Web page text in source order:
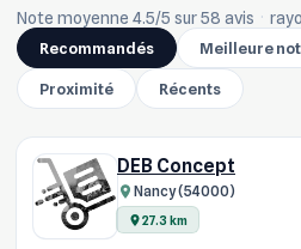
Note moyenne 4.5/5 sur 58 avis ·
Recommandés
Meilleure
Proximité Récents
DEB Concept
Nancy (54000)
27.3 km